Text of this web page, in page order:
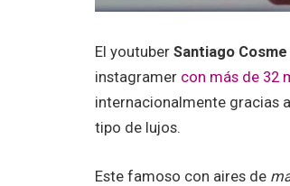
El youtuberSantiago Cosme
instagramer con más de 32
internacionalmente gracias
tipo de lujos.
Este famoso con aires de